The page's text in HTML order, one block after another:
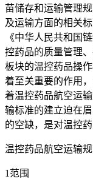
苗储存和运输管理
及运输方面的相关
《中华人民共和国
控药品的质量管理
板块的温控药品操
着至关重要的作用
着温控药品航空运
输标准的建立迫在
的空缺，是对温控
温控药品航空运输
1范围